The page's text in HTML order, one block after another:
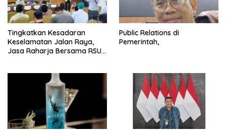
Tingkatkan Kesadaran
Keselamatan Jalan Raya,
Jasa Raharja Bersama RSU
Komprehensif di Jagakarsa
Public Relations di
Pemerintah,